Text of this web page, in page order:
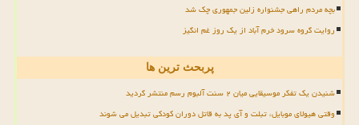
بچه مردم راهی جشنواره زلین جمهوری چک شد
روایت گروه سرود خرم آباد از یک روز غم انگیز
پربحث ترین ها
شنیدن یک تفکر موسیقایی میان ۲ سنت آلبوم رسم منتشر گردید
وقتی هیولای موبایل، تبلت و آی پد به قاتل دوران کودکی تبدیل می شوند